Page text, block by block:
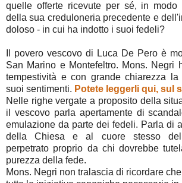
quelle offerte ricevute per sé, in modo
della sua creduloneria precedente e
doloso - in cui ha indotto i suoi fedeli?
Il povero vescovo di Luca De Pero è
San Marino e Montefeltro. Mons. Negri
tempestività e con grande chiarezza
suoi sentimenti. Potete leggerli qui, sul
Nelle righe vergate a proposito della
il vescovo parla apertamente di
emulazione da parte dei fedeli. Parla di
della Chiesa e al cuore stesso
perpetrato proprio da chi dovrebbe
purezza della fede.
Mons. Negri non tralascia di ricordare